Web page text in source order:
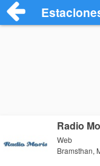
Radio
Web
Bramsthan,